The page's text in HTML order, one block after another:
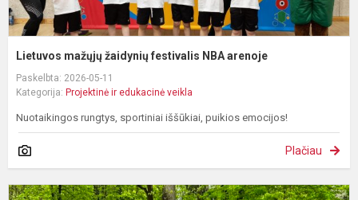
Lietuvos mažųjų žaidynių festivalis NBA arenoje
Paskelbta: 2026-05-11
Kategorija: Projektinė ir edukacinė veikla
Nuotaikingos rungtys, sportiniai iššūkiai, puikios emocijos!
Plačiau